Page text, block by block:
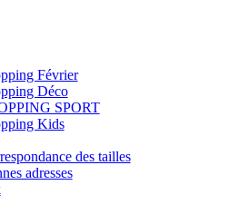
Février
Déco
SPORT
Kids
des tailles
adresses